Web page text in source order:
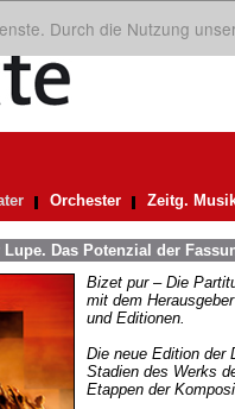
Durch die Nutzung
Orchester Zeitg.
Lupe. Das Potenzial der
Bizet pur – Die
mit dem
und Editionen.
Die neue Edition der
Stadien des Werks
Etappen der